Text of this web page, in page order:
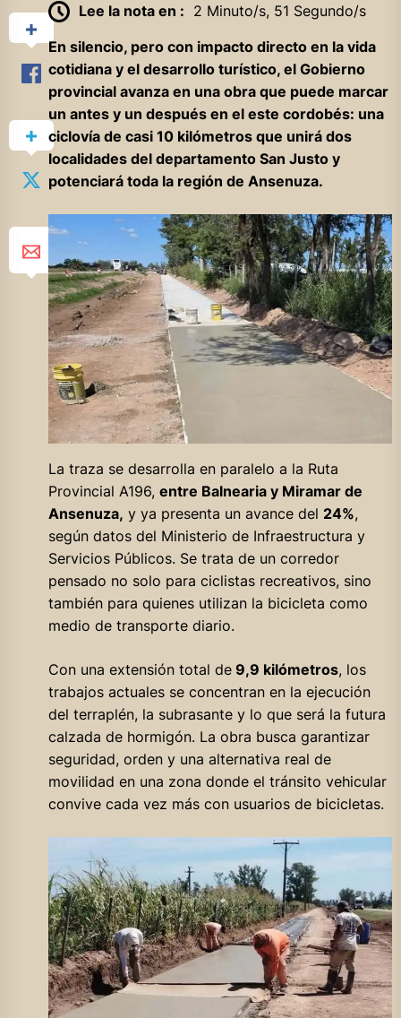
Lee la nota en : 2 Minuto/s, 51 Segundo/s
En silencio, pero con impacto directo en la vida
cotidiana y el desarrollo turístico, el Gobierno
provincial avanza en una obra que puede marcar
un antes y un después en el este cordobés: una
ciclovía de casi 10 kilómetros que unirá dos
localidades del departamento San Justo y
potenciará toda la región de Ansenuza.
La traza se desarrolla en paralelo a la Ruta
Provincial A196, entre Balnearia y Miramar de
Ansenuza, y ya presenta un avance del 24%,
según datos del Ministerio de Infraestructura y
Servicios Públicos. Se trata de un corredor
pensado no solo para ciclistas recreativos, sino
también para quienes utilizan la bicicleta como
medio de transporte diario.
Con una extensión total de9,9 kilómetros, los
trabajos actuales se concentran en la ejecución
del terraplén, la subrasante y lo que será la futura
calzada de hormigón. La obra busca garantizar
seguridad, orden y una alternativa real de
movilidad en una zona donde el tránsito vehicular
convive cada vez más con usuarios de bicicletas.